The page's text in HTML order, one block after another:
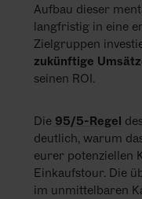
Aufbau dieser
langfristig in eine
Zielgruppen
zukünftige
seinen ROI.
Die 95/5-Regel
deutlich, warum
eurer potenziellen
Einkaufstour. Die
im unmittelbaren